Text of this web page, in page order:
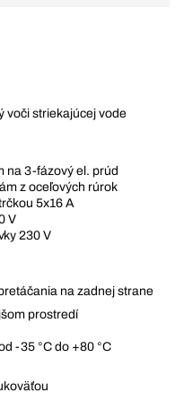
voči striekajúcej vode
na 3-fázový el. prúd
z oceľových rúrok
5x16 A
V
230 V
na zadnej strane
prostredí
-35 °C do +80 °C